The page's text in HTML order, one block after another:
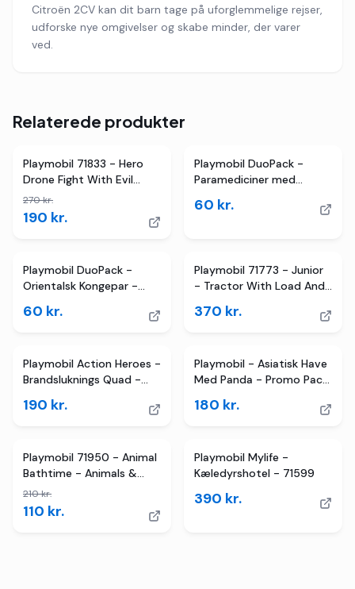
Citroën 2CV kan dit barn tage på uforglemmelige rejser,
udforske nye omgivelser og skabe minder, der varer
ved.
Relaterede produkter
TILBUD
Playmobil 71833 - Hero
Drone Fight With Evil
Ninja - Action Heroes
270kr.
190 kr.
Playmobil DuoPack -
Paramediciner med
60 kr.
Playmobil DuoPack -
Orientalsk Kongepar -
60 kr.
Playmobil 71773 - Junior
- Tractor With Load And
370 kr.
Playmobil Action Heroes -
Brandsluknings Quad -
190 kr.
Playmobil - Asiatisk Have
Med Panda - Promo Pack
180 kr.
TILBUD
Playmobil 71950 - Animal
Bathtime - Animals &
Friends - Flodhest
210kr.
110 kr.
Playmobil Mylife -
Kæledyrshotel - 71599
390 kr.